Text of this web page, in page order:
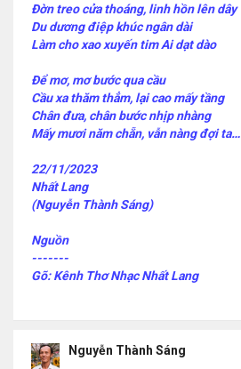
Đờn treo cửa thoáng, linh hồn lên dây
Du dương điệp khúc ngân dài
Làm cho xao xuyến tim Ai dạt dào
Để mơ, mơ bước qua cầu
Cầu xa thăm thẳm, lại cao mấy tầng
Chân đưa, chân bước nhịp nhàng
Mấy mươi năm chẵn, vẫn nàng đợi ta…
22/11/2023
Nhất Lang
(Nguyễn Thành Sáng)
Nguồn
-------
Gõ: Kênh Thơ Nhạc Nhất Lang
Nguyễn Thành Sáng